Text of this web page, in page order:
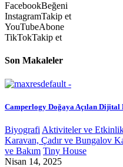
FacebookBeğeni
InstagramTakip et
YouTubeAbone
TikTokTakip et
Son Makaleler
Camperlogy Doğaya Açılan Dijital
Biyografi Aktiviteler ve
Karavan, Çadır ve Bungalov
ve Bakım Tiny House
Nisan 14, 2025